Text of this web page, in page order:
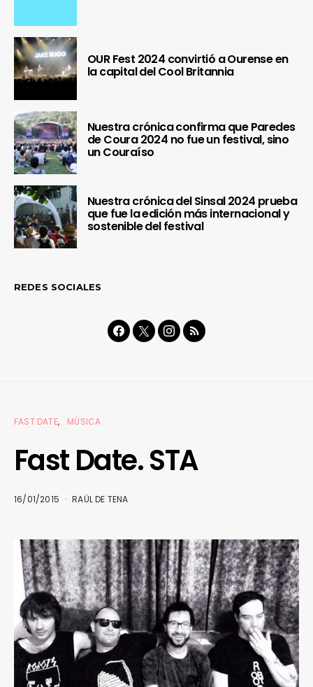
OUR Fest 2024 convirtió a Ourense en
la capital del Cool Britannia
Nuestra crónica confirma que Paredes
de Coura 2024 no fue un festival, sino
un Couraíso
Nuestra crónica del Sinsal 2024 prueba
que fue la edición más internacional y
sostenible del festival
REDES SOCIALES
FAST DATE MÚSICA
Fast Date. STA
16/01/2015 RAÜL DE TENA